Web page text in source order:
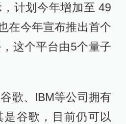
计划今年增加至 49
在今年宣布推出首个
这个平台由5个量子
歌、IBM等公司拥有
是谷歌，目前仍可以